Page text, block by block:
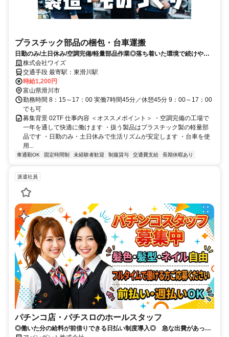
プラスチック部品の梱包・台車運搬
日勤のみ/土日休み/空調完備/軽量部品作業◎落ち着いた環境で続けやす
い軽作業です
株式会社ワイズ
交通手段 最寄駅：東滑川駅
時給1,200円
富山県滑川市
勤務時間 8：15～17：00 実働7時間45分／休憩45分 9：00～17：00
でも可
募集背景 02TF 仕事内容 ＜オススメポイント＞ ・空調完備の工場で
一年を通して快適に働けます ・扱う製品はプラスチック製の軽量部
品です ・日勤のみ・土日休みで生活リズムが安定します ・台車を使
用...
車通勤OK 固定時間制 未経験者歓迎 制服貸与 交通費支給 長期休暇あり
派遣社員
パチンコ店・パチスロのホールスタッフ
◎働いた分の給料が前借りできる日払い制度導入◎ 急な出費があって